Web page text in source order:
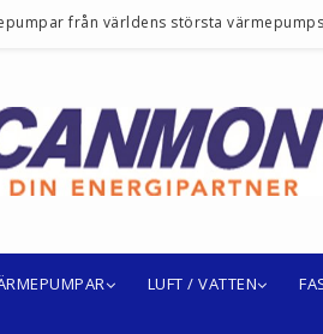
från världens största
LUFT / VATTEN